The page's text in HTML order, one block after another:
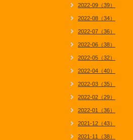
2022-09（39）
2022-08（34）
2022-07（36）
2022-06（38）
2022-05（32）
2022-04（40）
2022-03（35）
2022-02（29）
2022-01（36）
2021-12（43）
2021-11（38）